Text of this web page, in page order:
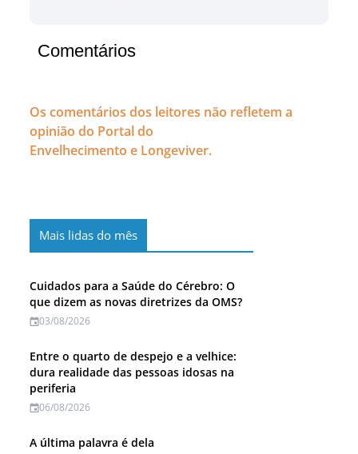
Comentários
Os comentários dos leitores não refletem a
opinião do Portal do
Envelhecimento e Longeviver.
Mais lidas do mês
Cuidados para a Saúde do Cérebro: O
que dizem as novas diretrizes da OMS?
03/08/2026
Entre o quarto de despejo e a velhice:
dura realidade das pessoas idosas na
periferia
06/08/2026
A última palavra é dela